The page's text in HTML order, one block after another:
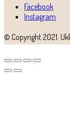
Facebook
Instagram
© Copyright 2021.